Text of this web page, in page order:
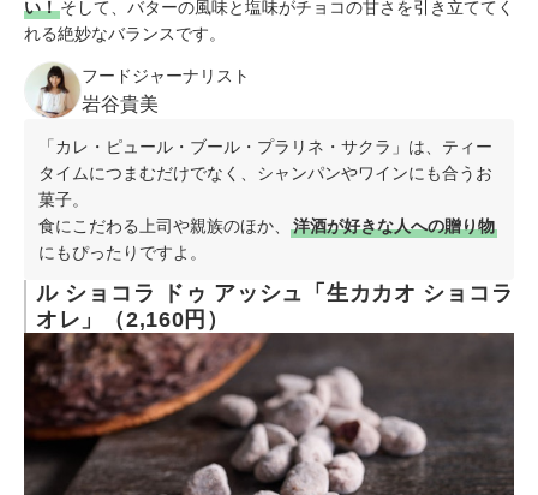
い！そして、バターの風味と塩味がチョコの甘さを引き立ててく
れる絶妙なバランスです。
フードジャーナリスト
岩谷貴美
「カレ・ピュール・ブール・プラリネ・サクラ」は、ティー
タイムにつまむだけでなく、シャンパンやワインにも合うお
菓子。
食にこだわる上司や親族のほか、
洋酒が好きな人への贈り物
にもぴったりですよ。
ル ショコラ ドゥ アッシュ「生カカオ ショコラ
オレ」（2,160円）